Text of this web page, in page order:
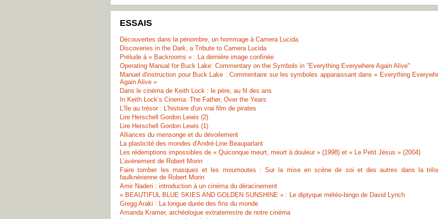
ESSAIS
Découvertes dans la pénombre, un hommage à Camera Lucida
Discoveries in the Dark, a Tribute to Camera Lucida
Prélude à « Backrooms » : La dernière image confinée
Operating Manual for Buck Lake: Commentary on the Symbols in "Everything Everywhere Again Alive"
Manuel d'instruction pour Buck Lake : Commentaire sur les symboles apparaissant dans « Everything
Again Alive »
Dans le cinéma de Keith Lock : le père, au fil des ans
In Keith Lock’s Cinema: The Father, Over the Years
L'île au trésor : L'histoire d'un vrai film de pirates
Lire Herschell Gordon Lewis (2)
Lire Herschell Gordon Lewis (1)
Alliances du mensonge et du dévoilement
La plasticité des mondes d'André-Line Beauparlant
Les rédemptions impossibles de « Quiconque meurt, meurt à douleur » (1998) et « Le Petit Jésus » (2004)
L’avènement de Robert Morin
Faire tomber les masques et les moumoutes : Sur la mise en scène de soi et des autres dans la
faulknérienne de Robert Morin
Amir Naderi : introduction à un cinéma du déracinement
« BEAUTIFUL BLUE SKIES AND GOLDEN SUNSHINE » : Le diptyque météo-bingo de David Lynch
Gregg Araki : La longue durée des fins du monde
Amanda Kramer, archéologue extraterrestre de notre cinéma